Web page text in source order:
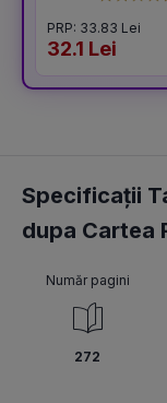
PRP: 33.83 Lei
32.1 Lei
Specificații
dupa Cartea
Număr pagini
272